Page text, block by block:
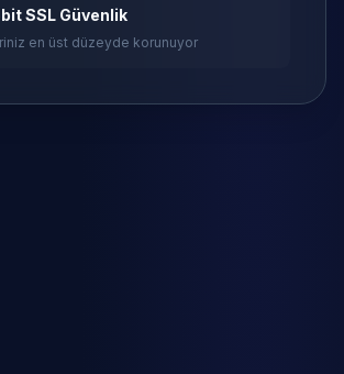
SSL Güvenlik
en üst düzeyde korunuyor